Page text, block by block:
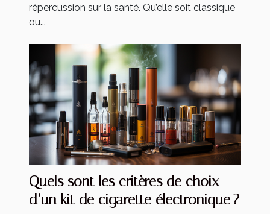
répercussion sur la santé. Qu’elle soit classique
ou...
Quels sont les critères de choix
d’un kit de cigarette électronique ?